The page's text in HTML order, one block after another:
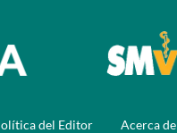
del Editor Acerca de